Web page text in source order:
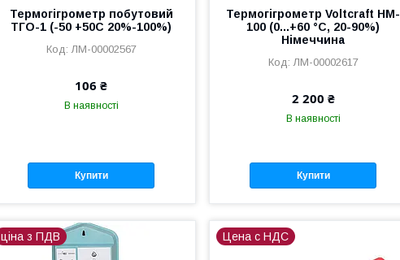
Термогігрометр побутовий
ТГО-1 (-50 +50С 20%-100%)
ЛМ-00002567
106 ₴
В наявності
Купити
Термогігрометр Voltcraft HM-
100 (0...+60 °C, 20-90%)
Німеччина
ЛМ-00002617
2 200 ₴
В наявності
Купити
ціна з ПДВ Цена с НДС